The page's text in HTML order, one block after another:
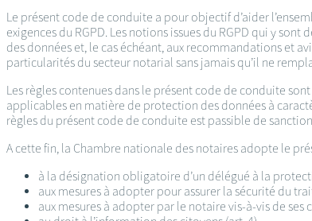
Le présent code de conduite a pour objectif d’aider
exigences du RGPD. Les notions issues du RGPD qui y
des données et, le cas échéant, aux recommandations et
particularités du secteur notarial sans jamais qu’il ne
Les règles contenues dans le présent code de conduite
applicables en matière de protection des données à
règles du présent code de conduite est passible de
A cette fin, la Chambre nationale des notaires adopte le
à la désignation obligatoire d’un délégué à la
aux mesures à adopter pour assurer la sécurité du
aux mesures à adopter par le notaire vis-à-vis de ses